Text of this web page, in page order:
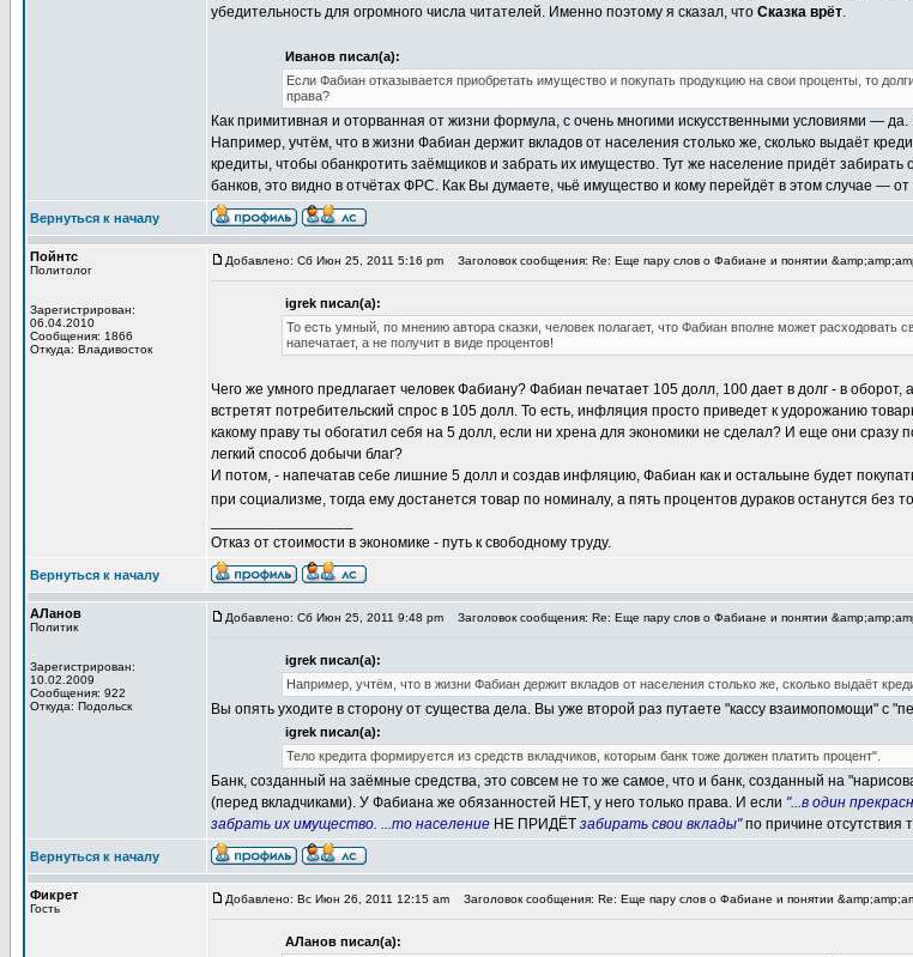
убедительность для огромного числа читателей. Именно поэтому я сказал, что Сказка врёт.
Иванов писал(а):
Если Фабиан отказывается приобретать имущество и покупать продукцию на свои проценты, то
права?
Как примитивная и оторванная от жизни формула, с очень многими искусственными условиями —
Например, учтём, что в жизни Фабиан держит вкладов от населения столько же, сколько выдаёт
кредиты, чтобы обанкротить заёмщиков и забрать их имущество. Тут же население придёт
банков, это видно в отчётах ФРС. Как Вы думаете, чьё имущество и кому перейдёт в этом случае —
Вернуться к началу
Пойнтс
Политолог
Зарегистрирован:
06.04.2010
Сообщения: 1866
Откуда: Владивосток
Добавлено: Сб Июн 25, 2011 5:16 pm Заголовок сообщения: Re: Еще пару слов о Фабиане и понятии
igrek писал(а):
То есть умный, по мнению автора сказки, человек полагает, что Фабиан вполне может
напечатает, а не получит в виде процентов!
Чего же умного предлагает человек Фабиану? Фабиан печатает 105 долл, 100 дает в долг - в
встретят потребительский спрос в 105 долл. То есть, инфляция просто приведет к удорожанию
какому праву ты обогатил себя на 5 долл, если ни хрена для экономики не сделал? И еще они
легкий способ добычи благ?
И потом, - напечатав себе лишние 5 долл и создав инфляцию, Фабиан как и остальыне будет
при социализме, тогда ему достанется товар по номиналу, а пять процентов дураков останутся без
Отказ от стоимости в экономике - путь к свободному труду.
Вернуться к началу
АЛанов
Политик
Зарегистрирован:
10.02.2009
Сообщения: 922
Откуда: Подольск
Добавлено: Сб Июн 25, 2011 9:48 pm Заголовок сообщения: Re: Еще пару слов о Фабиане и понятии
igrek писал(а):
Например, учтём, что в жизни Фабиан держит вкладов от населения столько же, сколько выдаёт
Вы опять уходите в сторону от существа дела. Вы уже второй раз путаете "кассу взаимопомощи" с
igrek писал(а):
Тело кредита формируется из средств вкладчиков, которым банк тоже должен платить процент".
Банк, созданный на заёмные средства, это совсем не то же самое, что и банк, созданный на
(перед вкладчиками). У Фабиана же обязанностей НЕТ, у него только права. И если "...в один
забрать их имущество. ...то население НЕ ПРИДЁТ забирать свои вклады"по причине отсутствия
Вернуться к началу
Фикрет
Гость
Добавлено: Вс Июн 26, 2011 12:15 am Заголовок сообщения: Re: Еще пару слов о Фабиане и понятии
АЛанов писал(а):